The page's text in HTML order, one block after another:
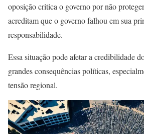
oposição critica o governo por não
acreditam que o governo falhou em sua
responsabilidade.
Essa situação pode afetar a credibilidade
grandes consequências políticas,
tensão regional.